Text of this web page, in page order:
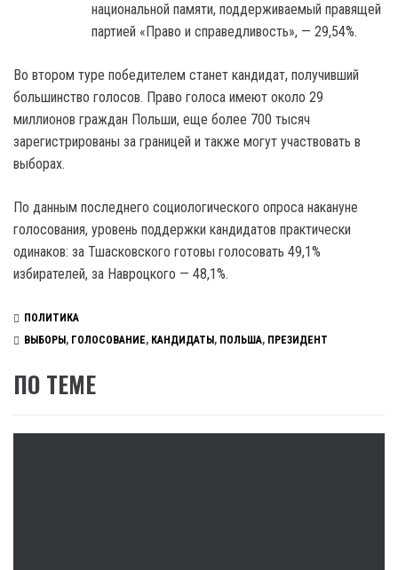
национальной памяти, поддерживаемый правящей
партией «Право и справедливость», — 29,54%.
Во втором туре победителем станет кандидат, получивший
большинство голосов. Право голоса имеют около 29
миллионов граждан Польши, еще более 700 тысяч
зарегистрированы за границей и также могут участвовать в
выборах.
По данным последнего социологического опроса накануне
голосования, уровень поддержки кандидатов практически
одинаков: за Тшасковского готовы голосовать 49,1%
избирателей, за Навроцкого — 48,1%.
ПОЛИТИКА
ВЫБОРЫ , ГОЛОСОВАНИЕ, КАНДИДАТЫ , ПОЛЬША, ПРЕЗИДЕНТ
ПО ТЕМЕ